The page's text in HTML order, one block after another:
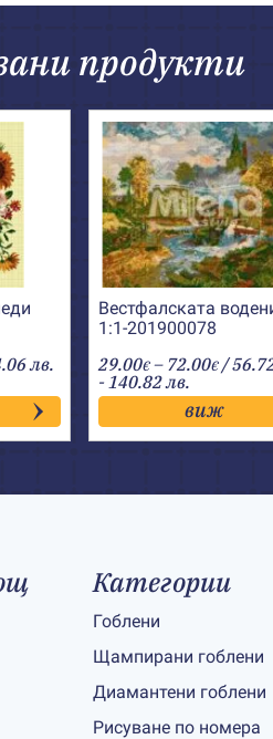
продукти
лв.
Вестфалската
1:1-201900078
29.00€ – 72.00€Price
range:
29.00€
through
72.00€
/
- 140.82 лв.
виж
Категории
Гоблени
Щампирани гоблени
Диамантени гоблени
Рисуване по номера